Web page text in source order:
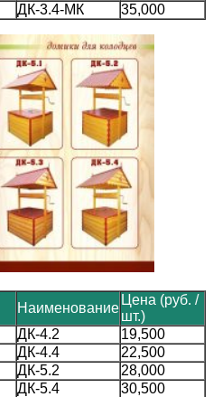
ДК-3.4-МК 35,000
Наименование
Цена (руб. /
шт.)
ДК-4.2
19,500
ДК-4.4
22,500
ДК-5.2
28,000
ДК-5.4 30,500